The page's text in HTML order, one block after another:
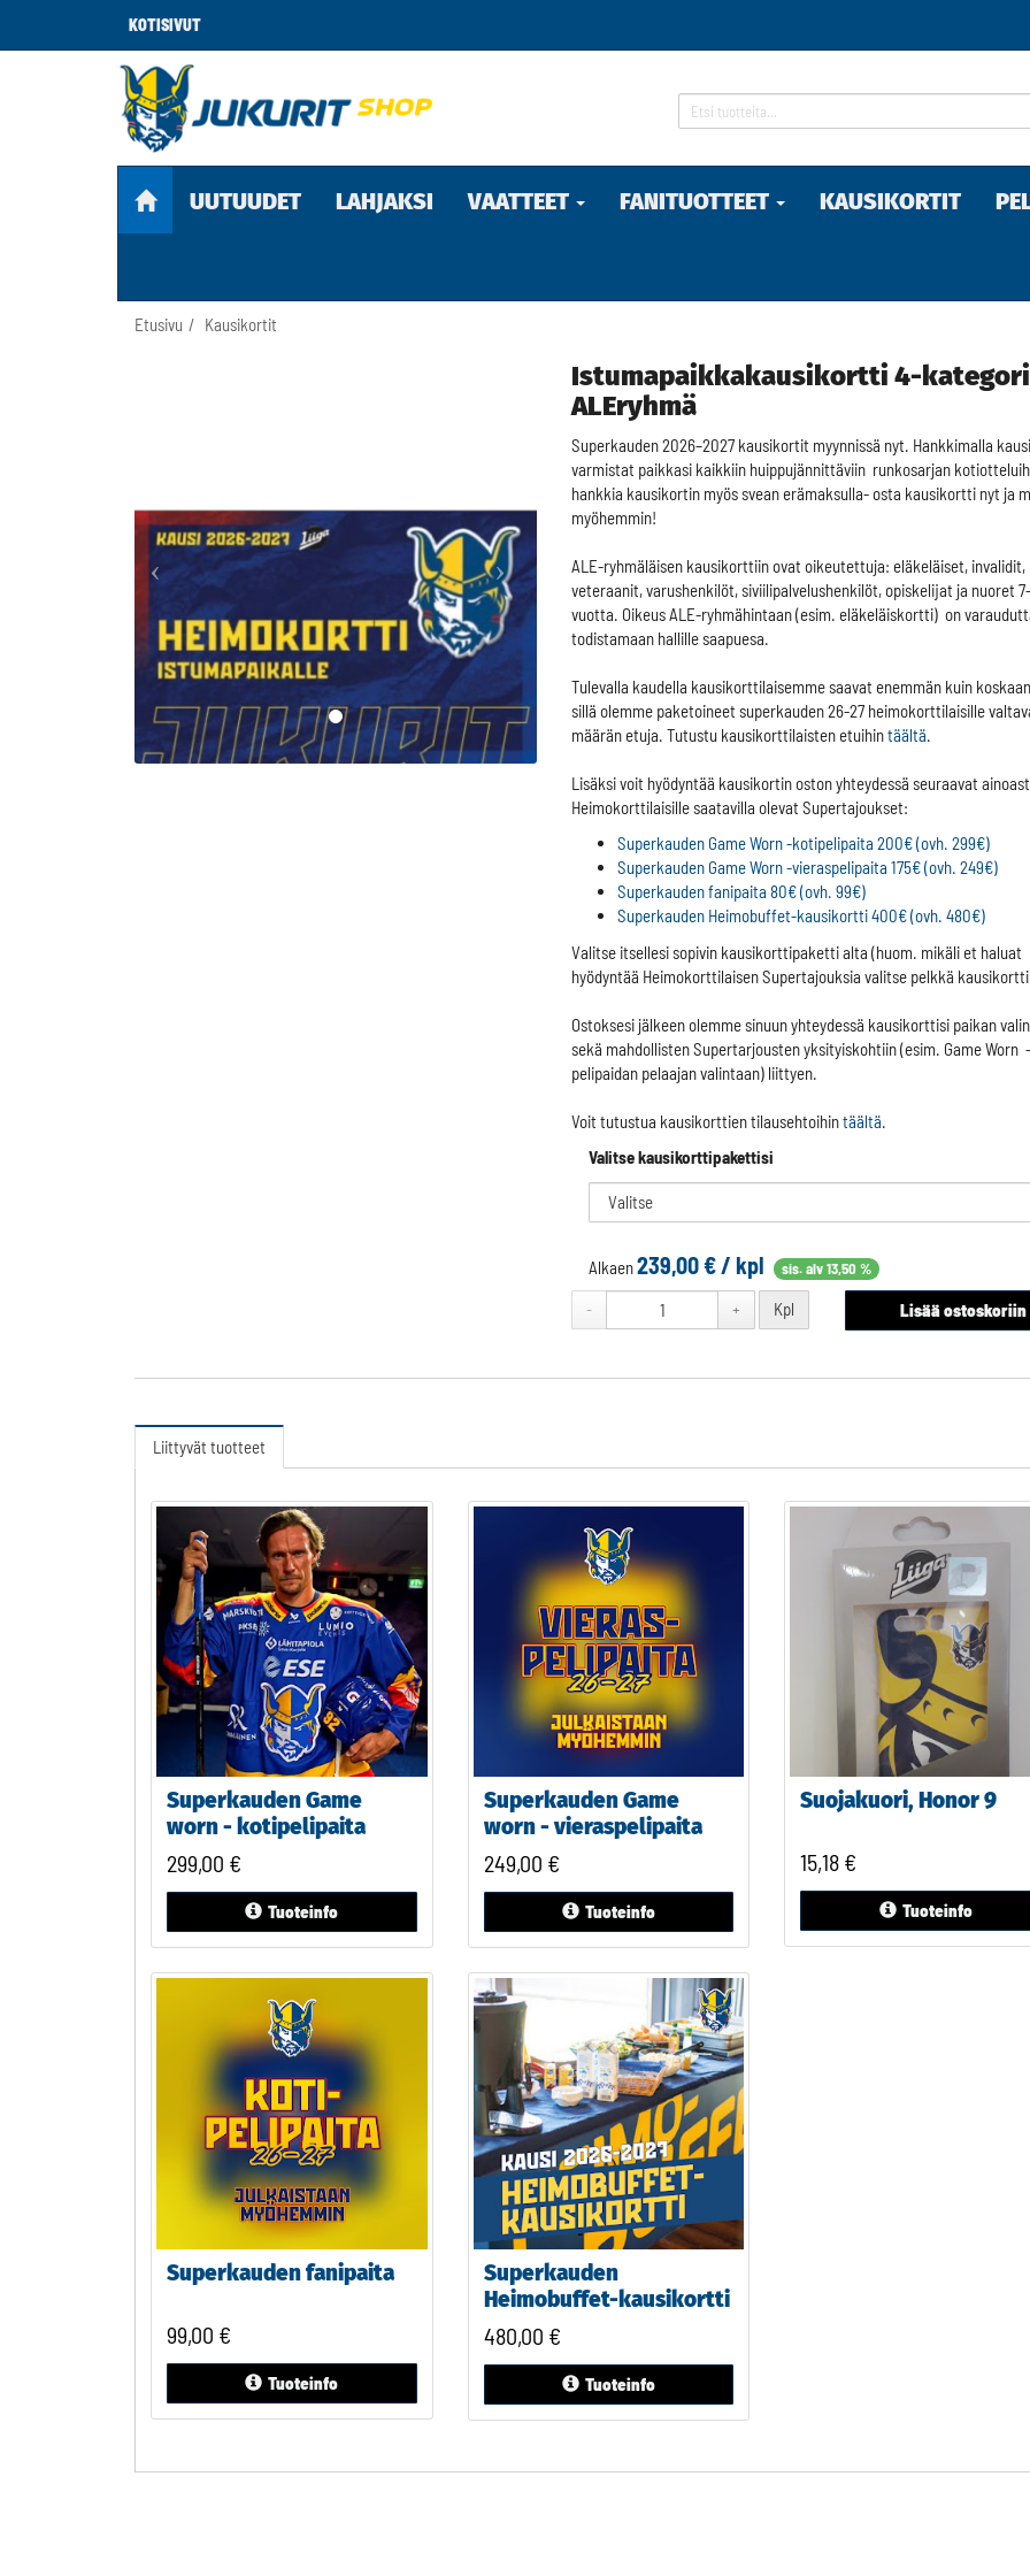
KOTISIVUT
UUTUUDET LAHJAKSI VAATTEET FANITUOTTEET KAUSIKORTIT
Etusivu Kausikortit
Istumapaikkakausikortti 4-
ALEryhmä
Superkauden 2026–2027 kausikortit myynnissä nyt. Hankkimalla
varmistat paikkasi kaikkiin huippujännittäviin runkosarjan
hankkia kausikortin myös svean erämaksulla- osta kausikortti nyt ja
myöhemmin!
ALE-ryhmäläisen kausikorttiin ovat oikeutettuja: eläkeläiset, invalidit,
veteraanit, varushenkilöt, siviilipalvelushenkilöt, opiskelijat ja nuoret
vuotta. Oikeus ALE-ryhmähintaan (esim. eläkeläiskortti) on
todistamaan hallille saapuesa.
Tulevalla kaudella kausikorttilaisemme saavat enemmän kuin
sillä olemme paketoineet superkauden 26-27 heimokorttilaisille
määrän etuja. Tutustu kausikorttilaisten etuihintäältä
Lisäksi voit hyödyntää kausikortin oston yhteydessä seuraavat
Heimokorttilaisille saatavilla olevat Supertajoukset:
Superkauden Game Worn -kotipelipaita 200€ (ovh. 299€)
Superkauden Game Worn -vieraspelipaita 175€ (ovh. 249€)
Superkauden fanipaita 80€ (ovh. 99€)
Superkauden Heimobuffet-kausikortti 400€ (ovh. 480€)
Valitse itsellesi sopivin kausikorttipaketti alta (huom. mikäli et haluat
hyödyntää Heimokorttilaisen Supertajouksia valitse pelkkä
Ostoksesi jälkeen olemme sinuun yhteydessä kausikorttisi paikan
sekä mahdollisten Supertarjousten yksityiskohtiin (esim. Game Worn -
pelipaidan pelaajan valintaan) liittyen.
Voit tutustua kausikorttien tilausehtoihintäältä
Valitse kausikorttipakettisi
Alkaen239,00€ / kpl sis. alv 13,50 %
- + Kpl Lisää ostoskoriin
Liittyvät tuotteet
Superkauden Game
worn - kotipelipaita
299,00 €
Tuoteinfo
Superkauden Game
worn - vieraspelipaita
249,00 €
Tuoteinfo
Suojakuori, Honor 9
15,18 €
Tuoteinfo
Superkauden fanipaita
99,00 €
Tuoteinfo
Superkauden
Heimobuffet-kausikortti
480,00 €
Tuoteinfo